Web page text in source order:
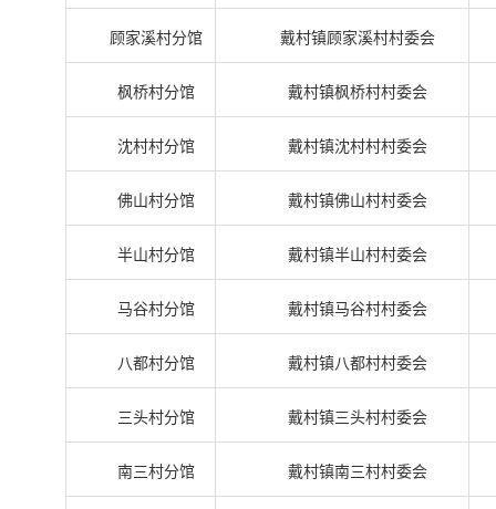
顾家溪村分馆 戴村镇顾家溪村村委会
枫桥村分馆 戴村镇枫桥村村委会
沈村村分馆 戴村镇沈村村村委会
佛山村分馆 戴村镇佛山村村委会
半山村分馆 戴村镇半山村村委会
马谷村分馆 戴村镇马谷村村委会
八都村分馆 戴村镇八都村村委会
三头村分馆 戴村镇三头村村委会
南三村分馆 戴村镇南三村村委会